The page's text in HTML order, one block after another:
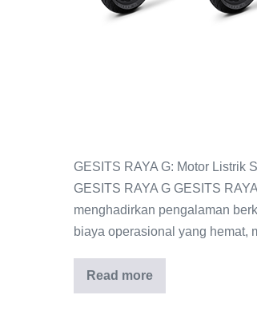
GESITS RAYA G: Motor Listrik
GESITS RAYA G GESITS
menghadirkan pengalaman
biaya operasional yang hemat,
Read more